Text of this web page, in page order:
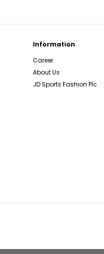
Information
Career
About Us
JD Sports Fashion Plc